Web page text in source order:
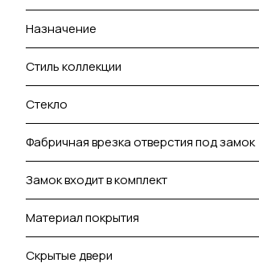
Назначение
Стиль коллекции
Стекло
Фабричная врезка отверстия под замок
Замок входит в комплект
Материал покрытия
Скрытые двери